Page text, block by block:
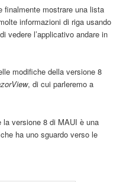
finalmente mostrare una lista
informazioni di riga usando
vedere l’applicativo andare in
modifiche della versione 8
, di cui parleremo a
versione 8 di MAUI è una
ha uno sguardo verso le